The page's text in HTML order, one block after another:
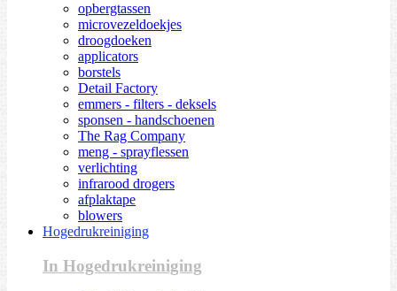
opbergtassen
microvezeldoekjes
droogdoeken
applicators
borstels
Detail Factory
emmers - filters - deksels
sponsen - handschoenen
The Rag Company
meng - sprayflessen
verlichting
infrarood drogers
afplaktape
blowers
Hogedrukreiniging
In Hogedrukreiniging